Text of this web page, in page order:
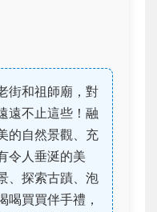
街和祖師廟，對
遠不止這些！融
的自然景觀、充
令人垂涎的美
、探索古蹟、泡
喝買買伴手禮，